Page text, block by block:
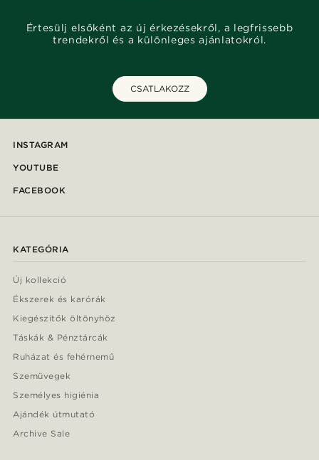
Értesülj elsőként az új érkezésekről, a legfrissebb
trendekről és a különleges ajánlatokról.
CSATLAKOZZ
INSTAGRAM
YOUTUBE
FACEBOOK
KATEGÓRIA
Új kollekció
Ékszerek és karórák
Kiegészítők öltönyhöz
Táskák & Pénztárcák
Ruházat és fehérnemű
Szemüvegek
Személyes higiénia
Ajándék útmutató
Archive Sale